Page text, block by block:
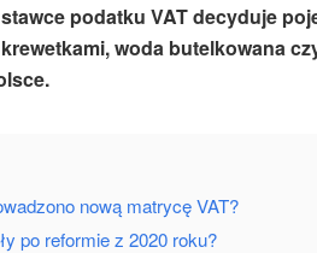
podatku VAT decyduje
woda butelkowana
.
nową matrycę VAT?
po reformie z 2020 roku?